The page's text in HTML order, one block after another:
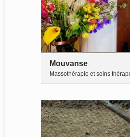
Mouvanse
Massothérapie et soins